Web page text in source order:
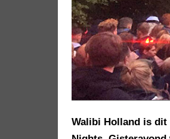
Walibi Holland is dit